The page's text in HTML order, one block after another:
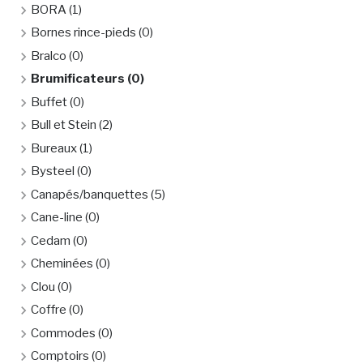
BORA (1)
Bornes rince-pieds (0)
Bralco (0)
Brumificateurs (0)
Buffet(0)
Bull et Stein (2)
Bureaux(1)
Bysteel (0)
Canapés/banquettes (5)
Cane-line (0)
Cedam (0)
Cheminées (0)
Clou (0)
Coffre (0)
Commodes (0)
Comptoirs (0)